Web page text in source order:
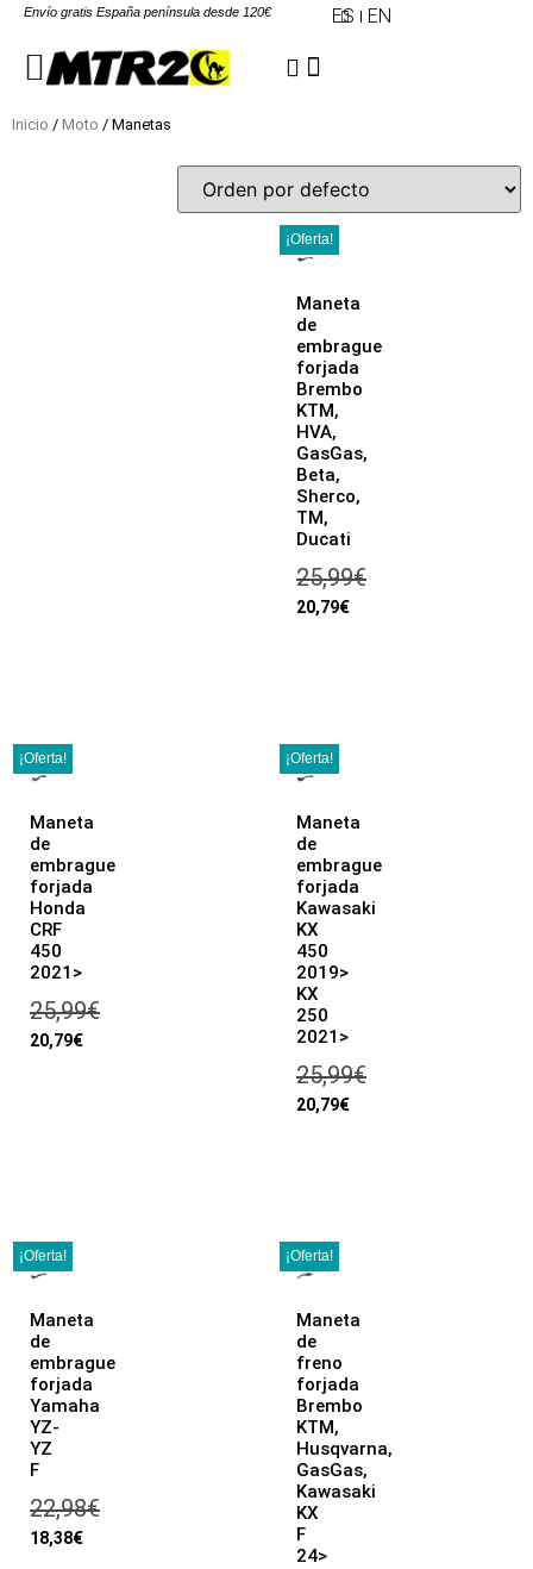
Envío gratis España península desde 120€ ES EN
Inicio / Moto / Manetas
¡Oferta!
Maneta
de
embrague
forjada
Brembo
KTM,
HVA,
GasGas,
Beta,
Sherco,
TM,
Ducati
25,99€
20,79€
¡Oferta!
Maneta
de
embrague
forjada
Honda
CRF
450
2021>
25,99€
20,79€
¡Oferta!
Maneta
de
embrague
forjada
Kawasaki
KX
450
2019>
KX
250
2021>
25,99€
20,79€
¡Oferta!
Maneta
de
embrague
forjada
Yamaha
YZ-
YZ
F
22,98€
18,38€
¡Oferta!
Maneta
de
freno
forjada
Brembo
KTM,
Husqvarna,
GasGas,
Kawasaki
KX
F
24>